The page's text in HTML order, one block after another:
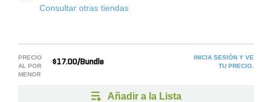
Consultar otras tiendas
PRECIO
AL POR
MENOR
$17.00/Bundle
INICIA SESIÓN Y VE
TU PRECIO.
Añadir a la Lista